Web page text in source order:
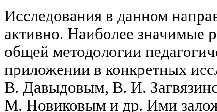
Исследования в данном
активно. Наиболее значимые
общей методологии
приложении в конкретных
В. Давыдовым, В. И.
М. Новиковым и др. Ими